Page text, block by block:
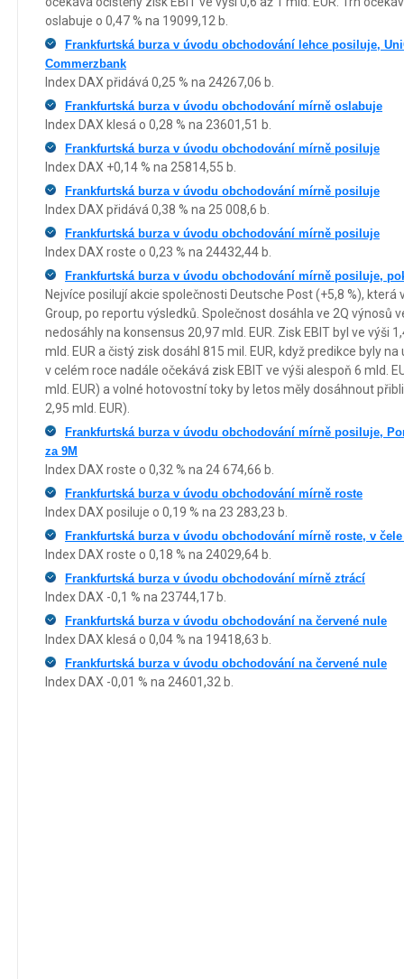
oslabuje o 0,47 % na 19099,12 b.
Frankfurtská burza v úvodu obchodování lehce posiluje,
Commerzbank
Index DAX přidává 0,25 % na 24267,06 b.
Frankfurtská burza v úvodu obchodování mírně oslabuje
Index DAX klesá o 0,28 % na 23601,51 b.
Frankfurtská burza v úvodu obchodování mírně posiluje
Index DAX +0,14 % na 25814,55 b.
Frankfurtská burza v úvodu obchodování mírně posiluje
Index DAX přidává 0,38 % na 25 008,6 b.
Frankfurtská burza v úvodu obchodování mírně posiluje
Index DAX roste o 0,23 % na 24432,44 b.
Frankfurtská burza v úvodu obchodování mírně posiluje,
Nejvíce posilují akcie společnosti Deutsche Post (+5,8 %), která
Group, po reportu výsledků. Společnost dosáhla ve 2Q výnosů
nedosáhly na konsensus 20,97 mld. EUR. Zisk EBIT byl ve výši
mld. EUR a čistý zisk dosáhl 815 mil. EUR, když predikce byly
v celém roce nadále očekává zisk EBIT ve výši alespoň 6 mld.
mld. EUR) a volné hotovostní toky by letos měly dosáhnout
2,95 mld. EUR).
Frankfurtská burza v úvodu obchodování mírně posiluje,
za 9M
Index DAX roste o 0,32 % na 24 674,66 b.
Frankfurtská burza v úvodu obchodování mírně roste
Index DAX posiluje o 0,19 % na 23 283,23 b.
Frankfurtská burza v úvodu obchodování mírně roste, v
Index DAX roste o 0,18 % na 24029,64 b.
Frankfurtská burza v úvodu obchodování mírně ztrácí
Index DAX -0,1 % na 23744,17 b.
Frankfurtská burza v úvodu obchodování na červené nule
Index DAX klesá o 0,04 % na 19418,63 b.
Frankfurtská burza v úvodu obchodování na červené nule
Index DAX -0,01 % na 24601,32 b.